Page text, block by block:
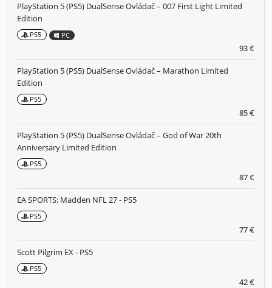
93 €
PlayStation 5 (PS5) DualSense Ovládač – 007 First Light Limited
Edition
PS5 PC
85 €
PlayStation 5 (PS5) DualSense Ovládač – Marathon Limited
Edition
PS5
87 €
PlayStation 5 (PS5) DualSense Ovládač – God of War 20th
Anniversary Limited Edition
PS5
77 €
EA SPORTS: Madden NFL 27 - PS5
PS5
42 €
Scott Pilgrim EX - PS5
PS5